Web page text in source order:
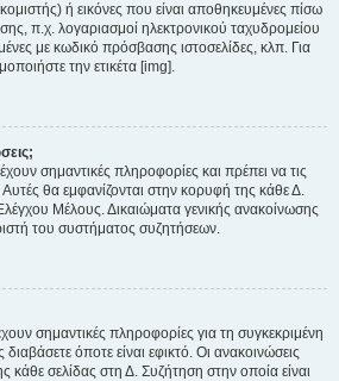
ή εικόνες που είναι αποθηκευμένες πίσω
π.χ. λογαριασμοί ηλεκτρονικού ταχυδρομείου
με κωδικό πρόσβασης ιστοσελίδες, κλπ. Για
την ετικέτα [img].
σημαντικές πληροφορίες και πρέπει να τις
Αυτές θα εμφανίζονται στην κορυφή της κάθε Δ.
Μέλους. Δικαιώματα γενικής ανακοίνωσης
του συστήματος συζητήσεων.
σημαντικές πληροφορίες για τη συγκεκριμένη
όποτε είναι εφικτό. Οι ανακοινώσεις
κάθε σελίδας στη Δ. Συζήτηση στην οποία είναι